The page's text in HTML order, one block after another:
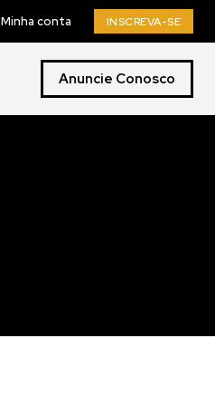
Minha conta INSCREVA-SE
Anuncie Conosco